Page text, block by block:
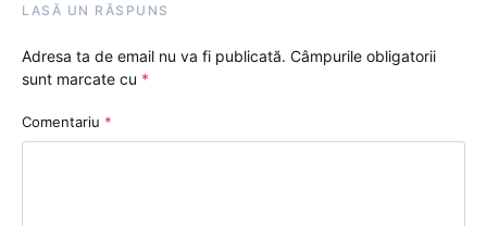
LASĂ UN RĂSPUNS
Adresa ta de email nu va fi publicată. Câmpurile obligatorii
sunt marcate cu *
Comentariu *